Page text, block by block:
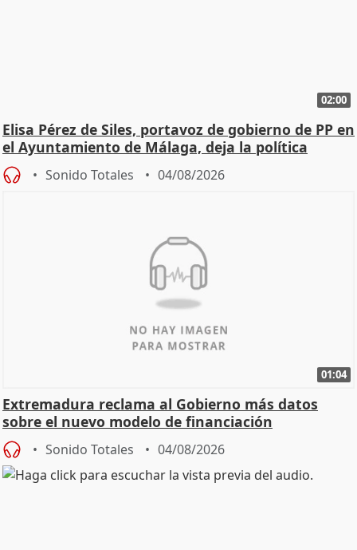
02:00
Elisa Pérez de Siles, portavoz de gobierno de PP en
el Ayuntamiento de Málaga, deja la política
Sonido Totales 04/08/2026
01:04
Extremadura reclama al Gobierno más datos
sobre el nuevo modelo de financiación
Sonido Totales 04/08/2026